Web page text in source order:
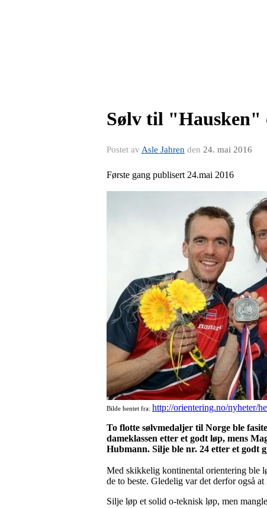
Sølv til "Hausken"
Postet av Asle Jahren den 24. mai 2016
Første gang publisert 24.mai 2016
Bilde hentet fra: http://orientering.no/nyheter/
To flotte sølvmedaljer til Norge ble
dameklassen etter et godt løp, mens
Hubmann. Silje ble nr. 24 etter et godt
Med skikkelig kontinental orientering ble
de to beste. Gledelig var det derfor også
Silje løp et solid o-teknisk løp, men